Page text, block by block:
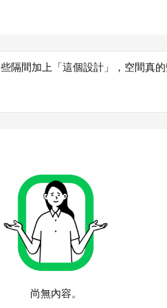
隔間加上「這個設計」，空間真
尚無內容。